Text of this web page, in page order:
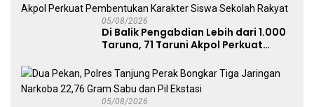
05/08/2026
Di Balik Pengabdian Lebih dari 1.000
Taruna, 71 Taruni Akpol Perkuat
Sekolah Rakyat
05/08/2026